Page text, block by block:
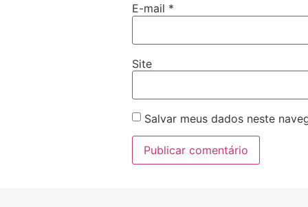
E-mail *
Site
Salvar meus dados neste